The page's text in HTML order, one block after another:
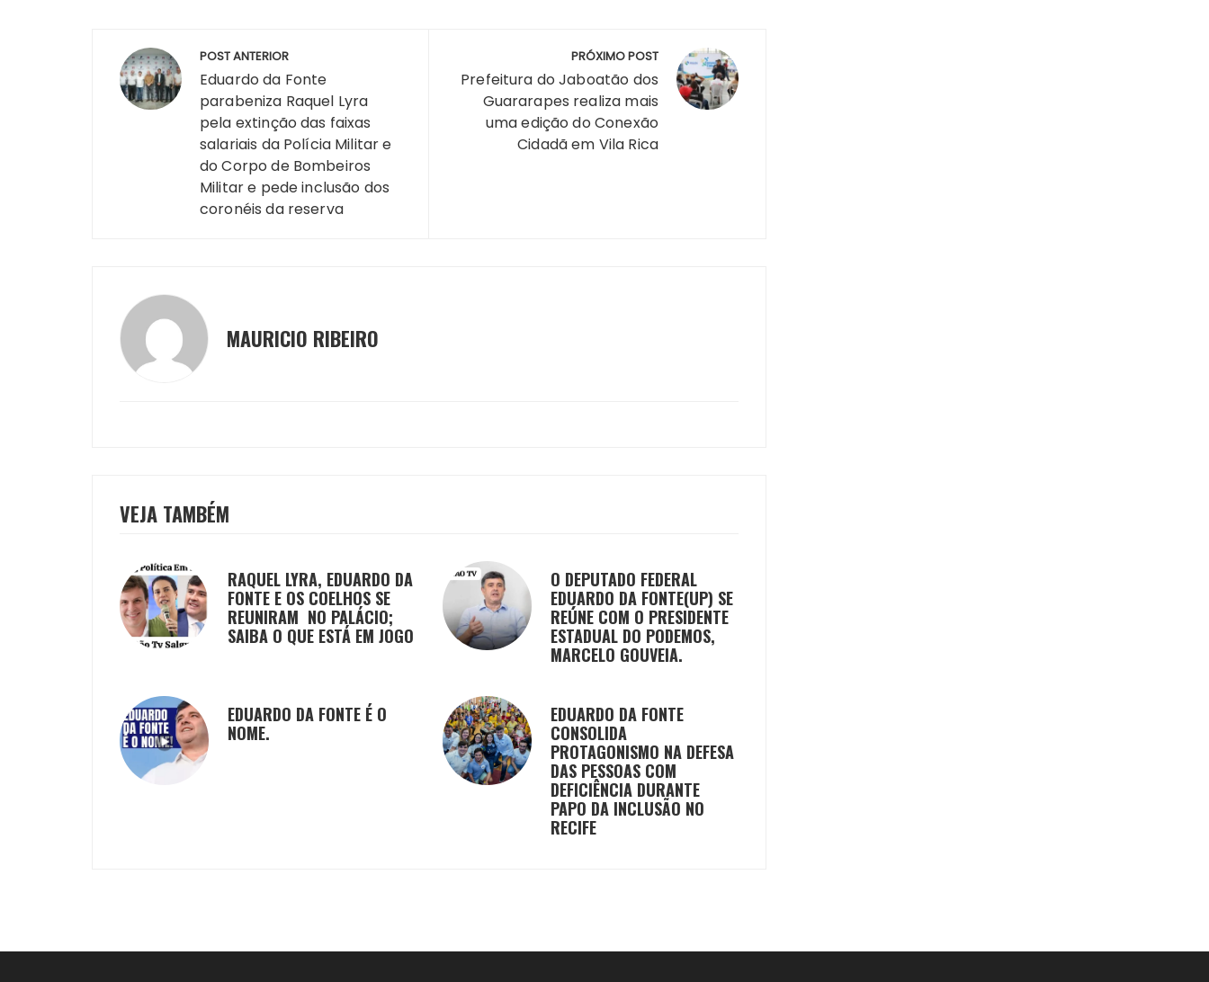
ts
A
p
e
b
o
s
e
n
g
er
y
Li
n
k
re
st dI
n
r
m
Navegação
de
Post
POST ANTERIOR
Eduardo da Fonte
parabeniza Raquel Lyra
pela extinção das faixas
salariais da Polícia Militar e
do Corpo de Bombeiros
Militar e pede inclusão dos
coronéis da reserva
PRÓXIMO POST
Prefeitura do Jaboatão dos
Guararapes realiza mais
uma edição do Conexão
Cidadã em Vila Rica
MAURICIO RIBEIRO
VEJA TAMBÉM
RAQUEL LYRA, EDUARDO DA
FONTE E OS COELHOS SE
REUNIRAM NO PALÁCIO;
SAIBA O QUE ESTÁ EM JOGO
O DEPUTADO FEDERAL
EDUARDO DA FONTE(UP) SE
REÚNE COM O PRESIDENTE
ESTADUAL DO PODEMOS,
MARCELO GOUVEIA.
EDUARDO DA FONTE É O
NOME.
EDUARDO DA FONTE
CONSOLIDA
PROTAGONISMO NA DEFESA
DAS PESSOAS COM
DEFICIÊNCIA DURANTE
PAPO DA INCLUSÃO NO
RECIFE